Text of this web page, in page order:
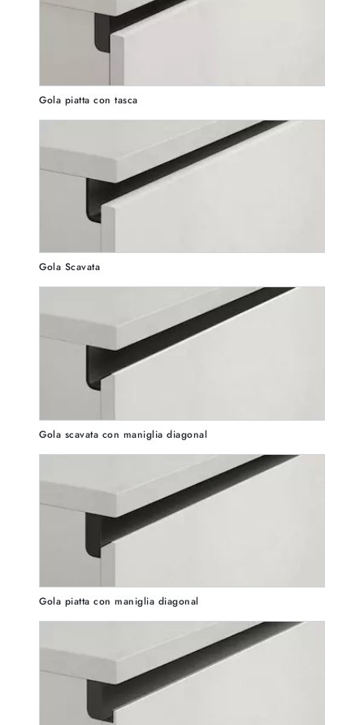
Gola piatta con tasca
Gola Scavata
Gola scavata con maniglia diagonal
Gola piatta con maniglia diagonal